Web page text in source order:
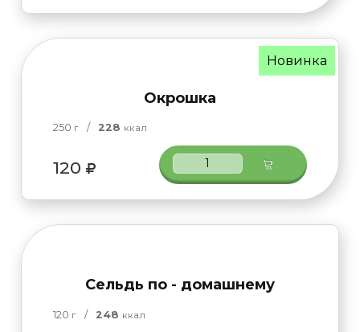
Новинка
Окрошка
250 г / 228 ккал
120
Сельдь по - домашнему
120 г / 248 ккал